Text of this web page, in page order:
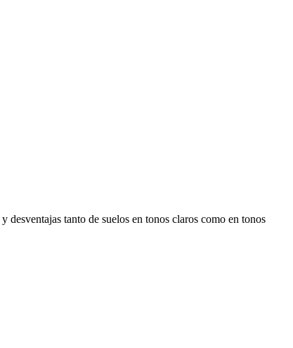
desventajas tanto de suelos en tonos claros como en tonos